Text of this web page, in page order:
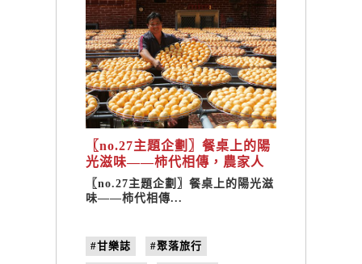
〖no.27主題企劃〗餐桌上的陽
光滋味——柿代相傳，農家人
的長壽之鄉 ╳ 新埔
〖no.27主題企劃〗餐桌上的陽光滋
味——柿代相傳...
#甘樂誌 #聚落旅行